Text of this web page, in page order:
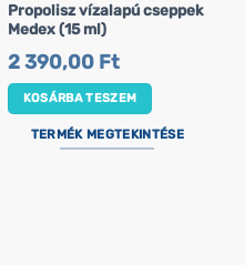
Propolisz vízalapú cseppek
Medex (15 ml)
2 390,00 Ft
KOSÁRBA TESZEM
TERMÉK MEGTEKINTÉSE